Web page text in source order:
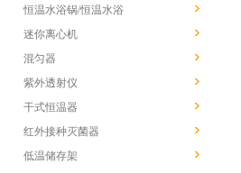
恒温水浴锅/恒温水浴
迷你离心机
混匀器
紫外透射仪
干式恒温器
红外接种灭菌器
低温储存架